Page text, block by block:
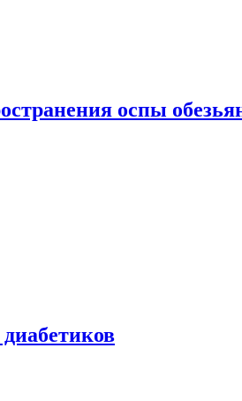
оспы